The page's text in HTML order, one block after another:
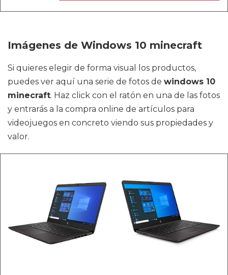
Imágenes de Windows 10 minecraft
Si quieres elegir de forma visual los productos,
puedes ver aquí una serie de fotos de windows 10
minecraft. Haz click con el ratón en una de las fotos
y entrarás a la compra online de artículos para
videojuegos en concreto viendo sus propiedades y
valor.